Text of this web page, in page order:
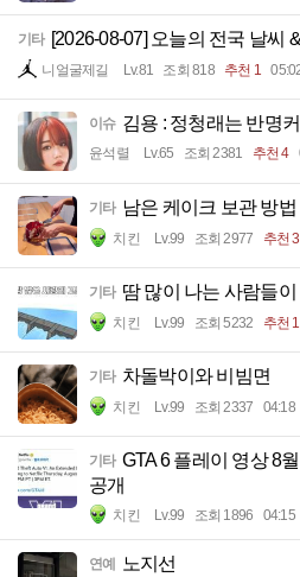
기타 [2026-08-07] 오늘의 전국 날씨
니얼굴제길 Lv.81 조회 818 추천 1
이슈 김용 : 정청래는 반명
윤석렬 Lv.65 조회 2381 추천 4
기타 남은 케이크 보관 방법
치킨 Lv.99 조회 2977 추천 3
기타 땀 많이 나는 사람들
치킨 Lv.99 조회 5232 추천 1
기타 차돌박이와 비빔면
치킨 Lv.99 조회 2337 04:18
기타 GTA 6 플레이 영상 8
공개
치킨 Lv.99 조회 1896 04:15
연예 노지선